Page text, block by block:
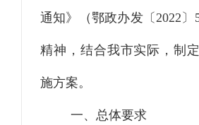
通知》（鄂政办发〔2022〕
精神，结合我市实际，制
施方案。
一、总体要求